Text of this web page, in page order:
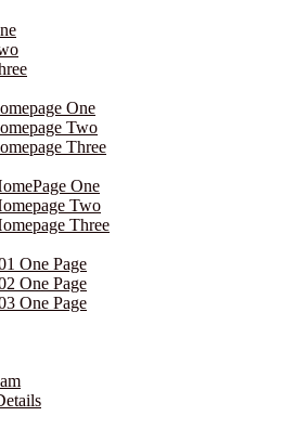
One
Two
Three
One
Two
Three
One Page
One Page
One Page